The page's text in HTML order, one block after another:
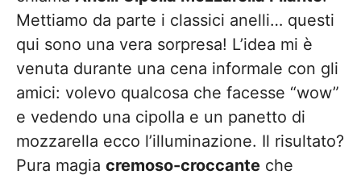
Mettiamo da parte i classici anelli… questi
qui sono una vera sorpresa! L’idea mi è
venuta durante una cena informale con gli
amici: volevo qualcosa che facesse “wow”
e vedendo una cipolla e un panetto di
mozzarella ecco l’illuminazione. Il risultato?
Pura magia cremoso-croccante che